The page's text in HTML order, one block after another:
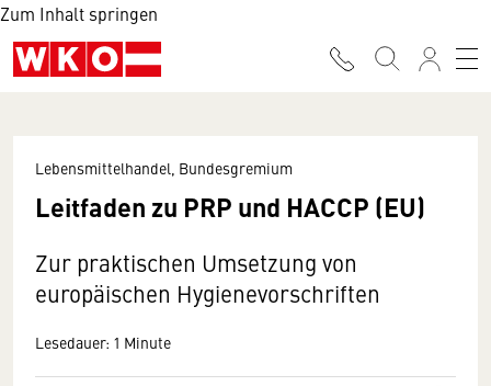
Zum Inhalt springen
Lebensmittelhandel, Bundesgremium
Leitfaden zu PRP und HACCP (EU)
Zur praktischen Umsetzung von
europäischen Hygienevorschriften
Lesedauer: 1 Minute